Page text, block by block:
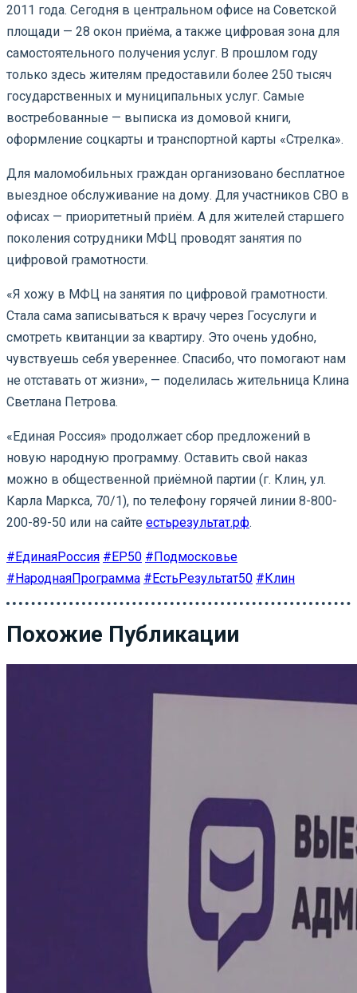
2011 года. Сегодня в центральном офисе на Советской
площади — 28 окон приёма, а также цифровая зона для
самостоятельного получения услуг. В прошлом году
только здесь жителям предоставили более 250 тысяч
государственных и муниципальных услуг. Самые
востребованные — выписка из домовой книги,
оформление соцкарты и транспортной карты «Стрелка».
Для маломобильных граждан организовано бесплатное
выездное обслуживание на дому. Для участников СВО в
офисах — приоритетный приём. А для жителей старшего
поколения сотрудники МФЦ проводят занятия по
цифровой грамотности.
«Я хожу в МФЦ на занятия по цифровой грамотности.
Стала сама записываться к врачу через Госуслуги и
смотреть квитанции за квартиру. Это очень удобно,
чувствуешь себя увереннее. Спасибо, что помогают нам
не отставать от жизни», — поделилась жительница Клина
Светлана Петрова.
«Единая Россия» продолжает сбор предложений в
новую народную программу. Оставить свой наказ
можно в общественной приёмной партии (г. Клин, ул.
Карла Маркса, 70/1), по телефону горячей линии 8-800-
200-89-50 или на сайте естьрезультат.рф.
#ЕдинаяРоссия #ЕР50 #Подмосковье
#НароднаяПрограмма #ЕстьРезультат50 #Клин
Похожие Публикации